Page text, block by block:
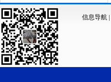
信息导航|